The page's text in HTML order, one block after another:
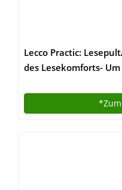
Lecco Practic:
des Lesekomforts-
*Zum